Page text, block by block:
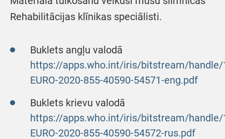
Rehabilitācijas klīnikas speciālisti.
Buklets angļu valodā
https://apps.who.int/iris/bitstream/handle/
EURO-2020-855-40590-54571-eng.pdf
Buklets krievu valodā
https://apps.who.int/iris/bitstream/handle/
EURO-2020-855-40590-54572-rus.pdf